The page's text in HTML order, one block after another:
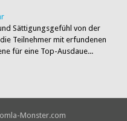
Sättigungsgefühl von der
Teilnehmer mit erfundenen
für eine Top-Ausdaue...
Monster.com